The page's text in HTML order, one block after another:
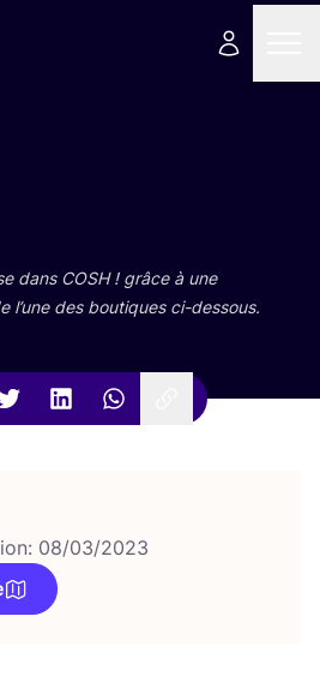
dans COSH! grâce à une
l’une des bou­tiques ci-dessous.
08/03/2023